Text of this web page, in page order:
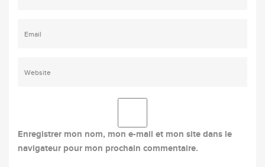
Enregistrer mon nom, mon e-mail et mon site dans le
navigateur pour mon prochain commentaire.